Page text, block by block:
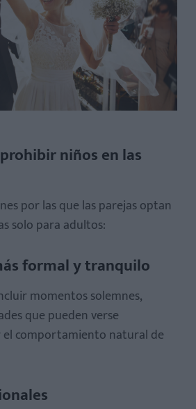
niños en las
por las que las parejas optan
solo para adultos:
formal y tranquilo
momentos solemnes,
que pueden verse
comportamiento natural de